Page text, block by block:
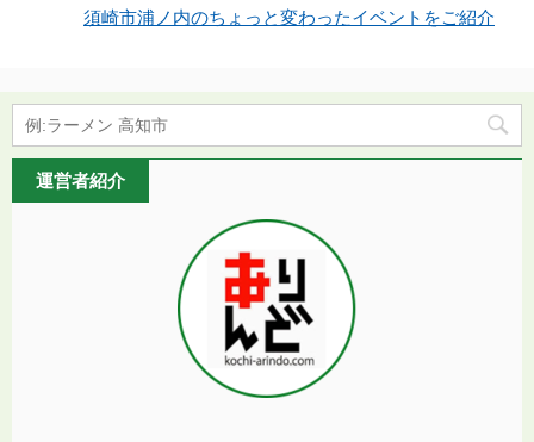
須崎市浦ノ内のちょっと変わったイベントをご紹介
運営者紹介